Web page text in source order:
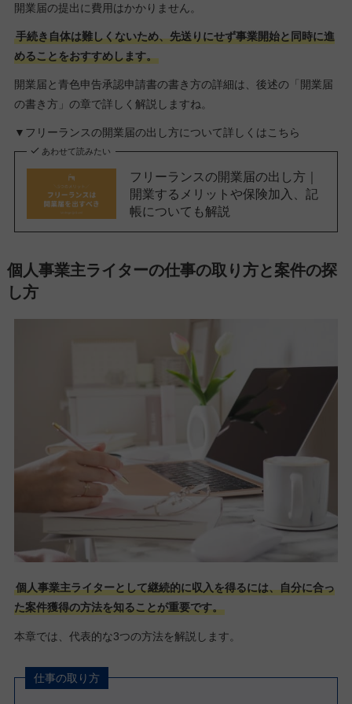
開業届の提出に費用はかかりません。
手続き自体は難しくないため、先送りにせず事業開始と同時に進
めることをおすすめします。
開業届と青色申告承認申請書の書き方の詳細は、後述の「開業届
の書き方」の章で詳しく解説しますね。
▼フリーランスの開業届の出し方について詳しくはこちら
あわせて読みたい
フリーランスの開業届の出し方｜
開業するメリットや保険加入、記
帳についても解説
個人事業主ライターの仕事の取り方と案件の探
し方
個人事業主ライターとして継続的に収入を得るには、自分に合っ
た案件獲得の方法を知ることが重要です。
本章では、代表的な3つの方法を解説します。
仕事の取り方